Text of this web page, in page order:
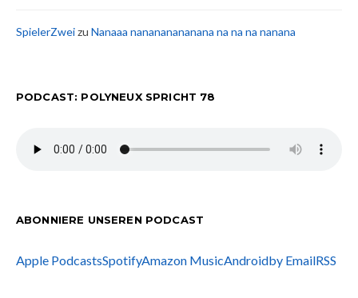
SpielerZweizu Nanaaa nanananananana na na na nanana
PODCAST: POLYNEUX SPRICHT 78
ABONNIERE UNSEREN PODCAST
Apple PodcastsSpotifyAmazon MusicAndroidby EmailRSS